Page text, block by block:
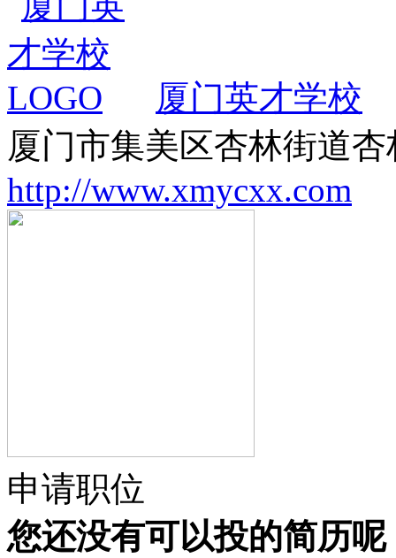
厦门英才学校
厦门市集美区杏林街道
http://www.xmycxx.com
申请职位
您还没有可以投的简历呢